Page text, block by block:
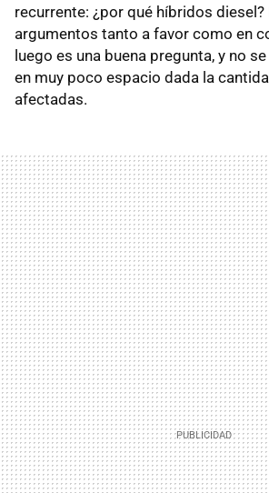
recurrente: ¿por qué híbridos diesel?
argumentos tanto a favor como en
luego es una buena pregunta, y no
en muy poco espacio dada la
afectadas.